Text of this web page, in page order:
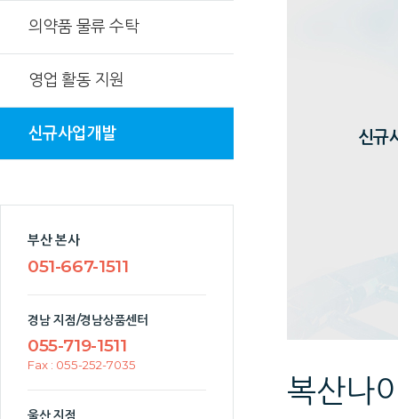
의약품 물류 수탁
영업 활동 지원
신규사업개발
부산 본사
051-667-1511
경남 지점/경남상품센터
055-719-1511
Fax : 055-252-7035
울산 지점
신규
복산나